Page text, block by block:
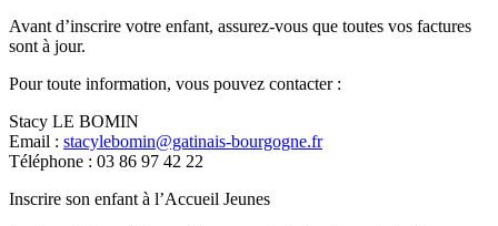
Avant d’inscrire votre enfant, assurez-vous que toutes vos factures
sont à jour.
Pour toute information, vous pouvez contacter :
Stacy LE BOMIN
Email : stacylebomin@gatinais-bourgogne.fr
Téléphone : 03 86 97 42 22
Inscrire son enfant à l’Accueil Jeunes